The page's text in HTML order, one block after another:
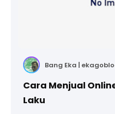
Bang Eka |
Cara Menjual
Laku